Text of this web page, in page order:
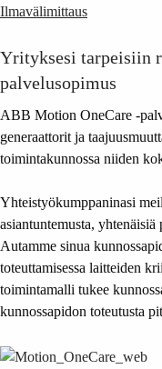
Ilmavälimittaus
Yrityksesi tarpeisiin
palvelusopimus
ABB Motion OneCare -
generaattorit ja
toimintakunnossa niiden
Yhteistyökumppaninasi
asiantuntemusta,
Autamme sinua
toteuttamisessa laitteiden
toimintamalli tukee
kunnossapidon toteutusta